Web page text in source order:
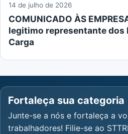
14 de julho de 2026
COMUNICADO ÀS
legitimo representante dos
Carga
Fortaleça sua categoria
Junte-se a nós e fortaleça a
trabalhadores! Filie-se ao